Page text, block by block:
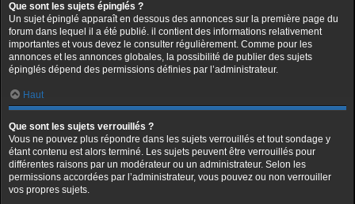
Que sont les sujets épinglés ?
Un sujet épinglé apparaît en dessous des annonces sur la première page du
forum dans lequel il a été publié. il contient des informations relativement
importantes et vous devez le consulter régulièrement. Comme pour les
annonces et les annonces globales, la possibilité de publier des sujets
épinglés dépend des permissions définies par l’administrateur.
Haut
Que sont les sujets verrouillés ?
Vous ne pouvez plus répondre dans les sujets verrouillés et tout sondage y
étant contenu est alors terminé. Les sujets peuvent être verrouillés pour
différentes raisons par un modérateur ou un administrateur. Selon les
permissions accordées par l’administrateur, vous pouvez ou non verrouiller
vos propres sujets.